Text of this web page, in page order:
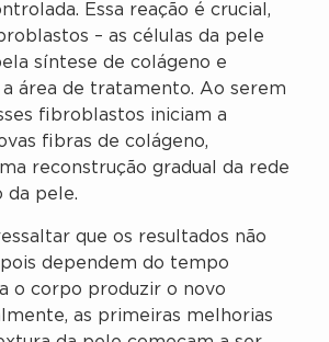
Essa reação é crucial,
– as células da pele
síntese de colágeno e
a área de tratamento. Ao serem
fibroblastos iniciam a
fibras de colágeno,
reconstrução gradual da rede
da pele.
que os resultados não
dependem do tempo
o corpo produzir o novo
as primeiras melhorias